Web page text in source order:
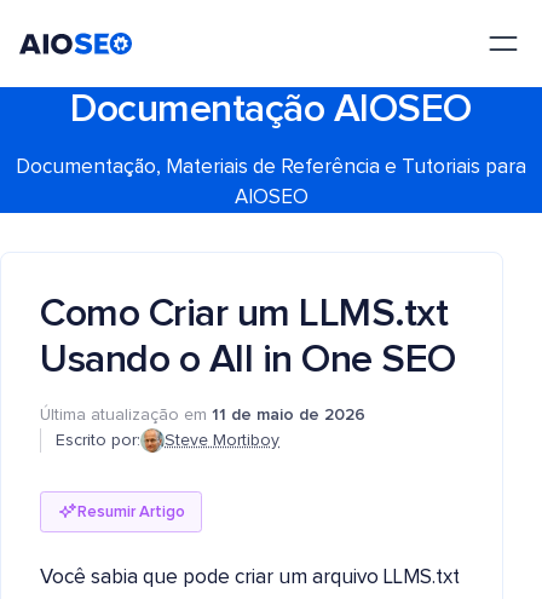
Documentação AIOSEO
Documentação, Materiais de Referência e Tutoriais para
AIOSEO
Como Criar um LLMS.txt
Usando o All in One SEO
Última atualização em 11 de maio de 2026
Escrito por:
Steve Mortiboy
Resumir Artigo
Você sabia que pode criar um arquivo LLMS.txt